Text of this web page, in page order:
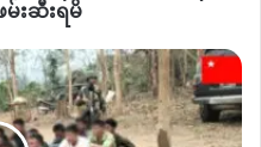
င်းအချင်း အမည်နာမဆွဲကိုင်တဲ့
းတွေဖြစ်ကြောင်း
ာပြကြဖို့ မိန့်ခွန်းမှာ ဆက်ပြီး
မ်းဆီးရမိ